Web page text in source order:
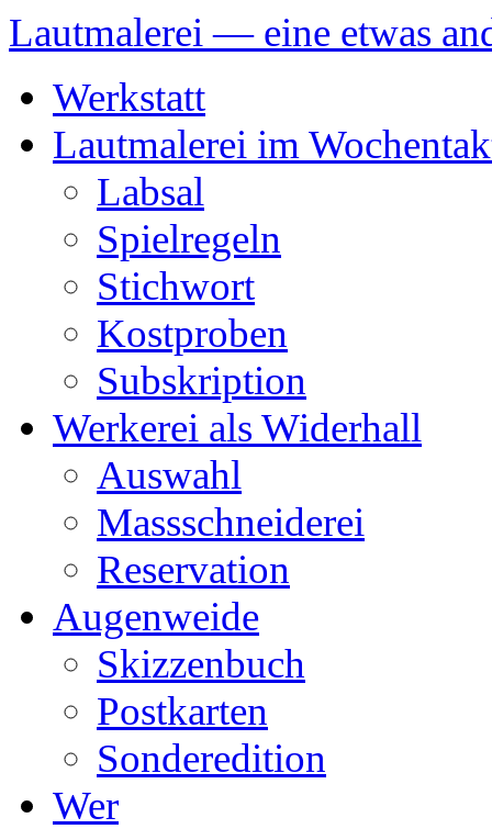
Lautmalerei — eine etwas
Inhalt
springen
Werkstatt
Lautmalerei im
Labsal
Spielregeln
Stichwort
Kostproben
Subskription
Werkerei als Widerhall
Auswahl
Massschneiderei
Reservation
Augenweide
Skizzenbuch
Postkarten
Sonderedition
Wer